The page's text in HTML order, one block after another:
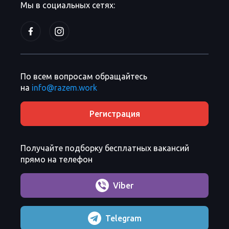
Мы в социальных сетях:
По всем вопросам обращайтесь
на info@razem.work
Регистрация
Получайте подборку бесплатных вакансий
прямо на телефон
Viber
Telegram